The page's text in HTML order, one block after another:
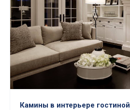
Камины в интерьере гостиной